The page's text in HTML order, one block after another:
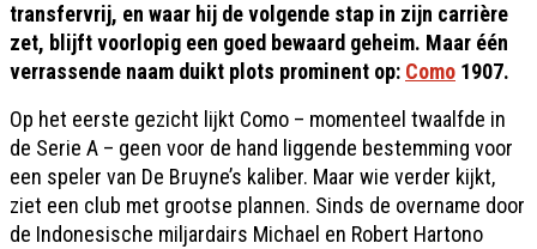
transfervrij, en waar hij de volgende stap in zijn carrière
zet, blijft voorlopig een goed bewaard geheim. Maar één
verrassende naam duikt plots prominent op: Como 1907.
Op het eerste gezicht lijkt Como – momenteel twaalfde in
de Serie A – geen voor de hand liggende bestemming voor
een speler van De Bruyne’s kaliber. Maar wie verder kijkt,
ziet een club met grootse plannen. Sinds de overname door
de Indonesische miljardairs Michael en Robert Hartono